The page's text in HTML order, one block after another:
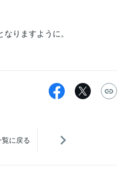
りますように。
覧に戻る